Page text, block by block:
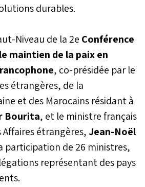
durables.
Niveau de la 2e Conférence
maintien de la paix en
, co-présidée par le
étrangères, de la
et des Marocains résidant à
Bourita, et le ministre français
Affaires étrangères,Jean-Noël
participation de 26 ministres,
représentant des pays